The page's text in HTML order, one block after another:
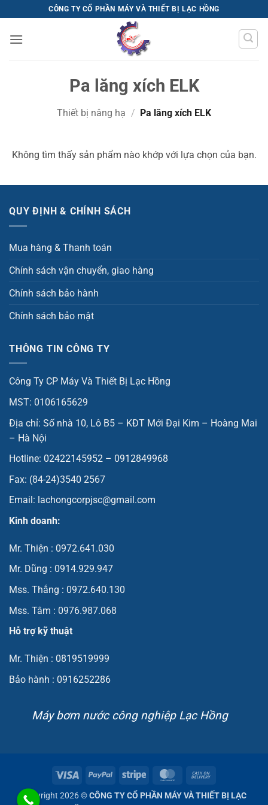
qua
nội
CÔNG TY CỔ PHẦN MÁY VÀ THIẾT BỊ LẠC HỒNG
Pa lăng xích ELK
Thiết bị nâng hạ / Pa lăng xích ELK
Không tìm thấy sản phẩm nào khớp với lựa chọn của bạn.
QUY ĐỊNH & CHÍNH SÁCH
Mua hàng & Thanh toán
Chính sách vận chuyển, giao hàng
Chính sách bảo hành
Chính sách bảo mật
THÔNG TIN CÔNG TY
Công Ty CP Máy Và Thiết Bị Lạc Hồng
MST: 0106165629
Địa chỉ: Số nhà 10, Lô B5 – KĐT Mới Đại Kim – Hoàng Mai
– Hà Nội
Hotline: 02422145952 – 0912849968
Fax: (84-24)3540 2567
Email: lachongcorpjsc@gmail.com
Kinh doanh:
Mr. Thiện : 0972.641.030
Mr. Dũng : 0914.929.947
Mss. Thắng : 0972.640.130
Mss. Tâm : 0976.987.068
Hỗ trợ kỹ thuật
Mr. Thiện : 0819519999
Bảo hành : 0916252286
Máy bơm nước công nghiệp Lạc Hồng
Visa PayPal Stripe MasterCard
On
Delivery
Copyright 2026 ©CÔNG TY CỔ PHẦN MÁY VÀ THIẾT BỊ LẠC